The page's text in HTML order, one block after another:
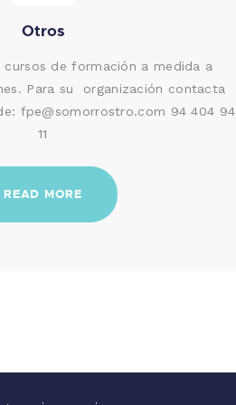
Otros
de formación a medida a
Para su organización contacta
fpe@somorrostro.com 94 404 94
11
READ MORE